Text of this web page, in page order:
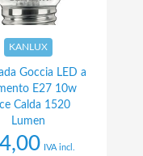
KANLUX
Goccia LED a
E27 10w
Calda 1520
Lumen
4,00 IVA incl.